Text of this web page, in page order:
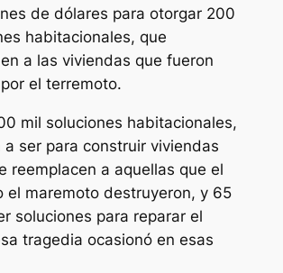
de dólares para otorgar 200
habitacionales, que
a las viviendas que fueron
el terremoto.
mil soluciones habitacionales,
a ser para construir viviendas
reemplacen a aquellas que el
el maremoto destruyeron, y 65
soluciones para reparar el
tragedia ocasionó en esas